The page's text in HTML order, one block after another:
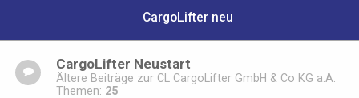
CargoLifter neu
CargoLifter Neustart
Ältere Beiträge zur CL CargoLifter GmbH & Co KG a.A.
Themen: 25